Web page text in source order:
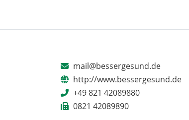
mail@bessergesund.de
http://www.bessergesund.de
+49 821 42089880
0821 42089890